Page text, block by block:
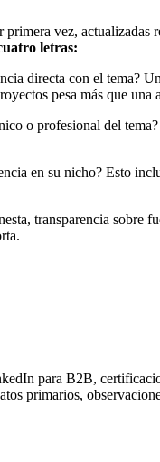
vez,
letras:
directa con el tema?
pesa más que
o profesional del
en su nicho? Esto
transparencia sobre
para B2B,
primarios,